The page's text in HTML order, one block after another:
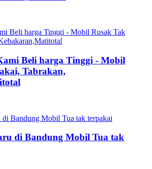
Beli harga Tinggi - Mobil
Tabrakan,
di Bandung Mobil Tua tak